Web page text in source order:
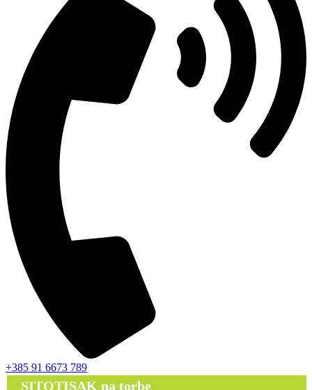
+385 91 6673 789
SITOTISAK na torbe